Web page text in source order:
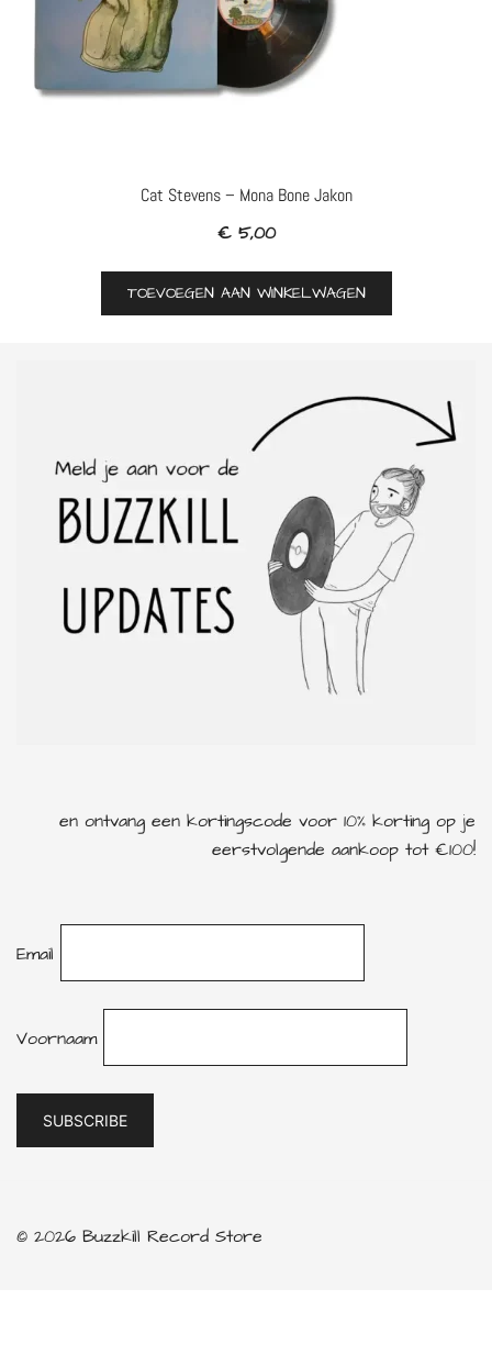
Cat Stevens – Mona Bone Jakon
€5,00
TOEVOEGEN AAN WINKELWAGEN
en ontvang een kortingscode voor 10% korting op je
eerstvolgende aankoop tot €100!
Email
Voornaam
© 2026 Buzzkill Record Store